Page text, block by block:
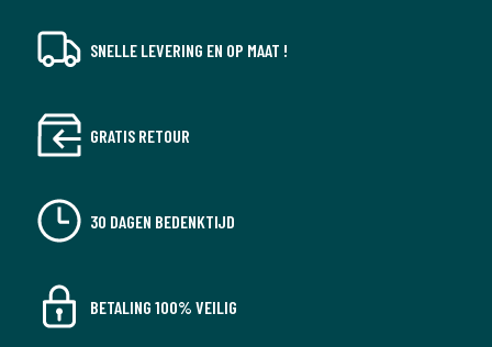
SNELLE LEVERING EN OP MAAT !
GRATIS RETOUR
30 DAGEN BEDENKTIJD
BETALING 100% VEILIG